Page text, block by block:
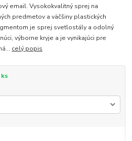
email. Vysokokvalitný sprej na
predmetov a väčšiny plastických
je sprej svetlostály a odolný
výborne kryje a je vynikajúci pre
celý popis